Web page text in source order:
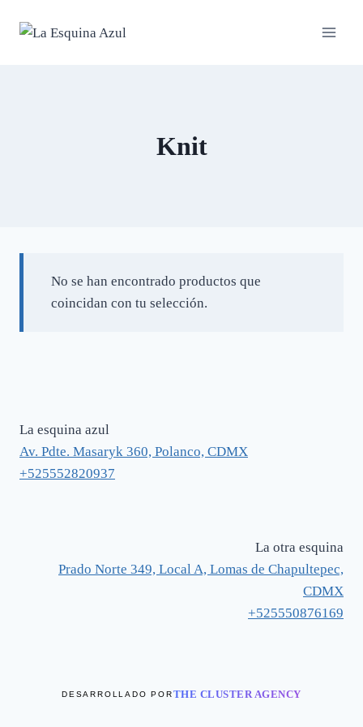
Knit
No se han encontrado productos que
coincidan con tu selección.
La esquina azul
Av. Pdte. Masaryk 360, Polanco, CDMX
+525552820937
La otra esquina
Prado Norte 349, Local A, Lomas de Chapultepec,
CDMX
+525550876169
DESARROLLADO PORTHE CLUSTER AGENCY